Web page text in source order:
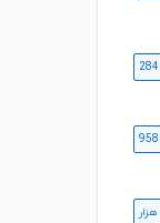
284
958